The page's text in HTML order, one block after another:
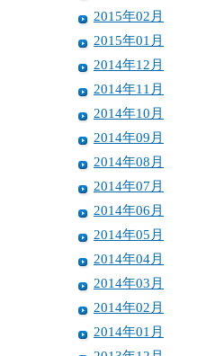
2015年02月
2015年01月
2014年12月
2014年11月
2014年10月
2014年09月
2014年08月
2014年07月
2014年06月
2014年05月
2014年04月
2014年03月
2014年02月
2014年01月